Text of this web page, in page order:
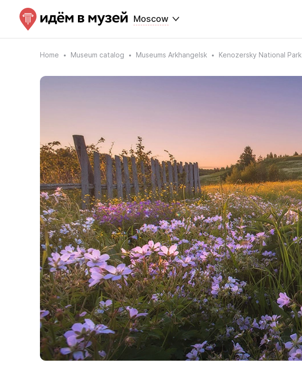
Moscow
Home Museum catalog Museums Arkhangelsk Kenozersky National Park